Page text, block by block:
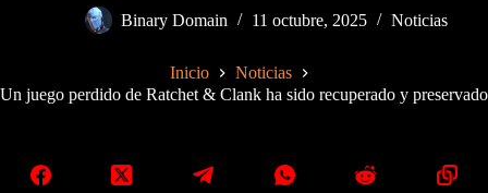
Binary Domain 11 octubre, 2025 Noticias
Inicio
Noticias
Un juego perdido de Ratchet & Clank ha sido recuperado y preservado